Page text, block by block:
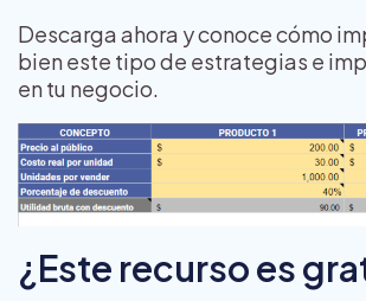
Descarga ahora y conoce cómo
bien este tipo de estrategias e
en tu negocio.
¿Este recurso es